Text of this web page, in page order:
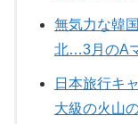
無気力な韓
北…3月のA
日本旅行キ
大級の火山